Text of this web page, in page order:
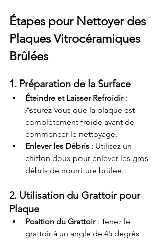
Étapes pour Nettoyer des
Plaques Vitrocéramiques
Brûlées
1. Préparation de la Surface
Éteindre et Laisser Refroidir :
Assurez-vous que la plaque est
complètement froide avant de
commencer le nettoyage.
Enlever les Débris : Utilisez un
chiffon doux pour enlever les gros
débris de nourriture brûlée.
2. Utilisation du Grattoir pour
Plaque
Position du Grattoir : Tenez le
grattoir à un angle de 45 degrés